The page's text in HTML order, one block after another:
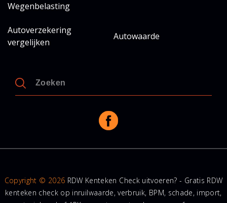
Wegenbelasting
Autoverzekering
vergelijken
Autowaarde
Copyright © 2026 RDW Kenteken Check uitvoeren? - Gratis RDW
kenteken check op inruilwaarde, verbruik, BPM, schade, import,